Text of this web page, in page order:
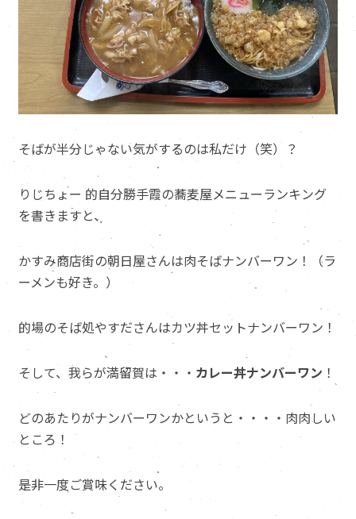
そばが半分じゃない気がするのは私だけ（笑）？
りじちょー 的自分勝手霞の蕎麦屋メニューランキング
を書きますと、
かすみ商店街の朝日屋さんは肉そばナンバーワン！（ラ
ーメンも好き。）
的場のそば処やすださんはカツ丼セットナンバーワン！
そして、我らが満留賀は・・・ カレー丼ナンバーワン ！
どのあたりがナンバーワンかというと・・・・肉肉しい
ところ！
是非一度ご賞味ください。